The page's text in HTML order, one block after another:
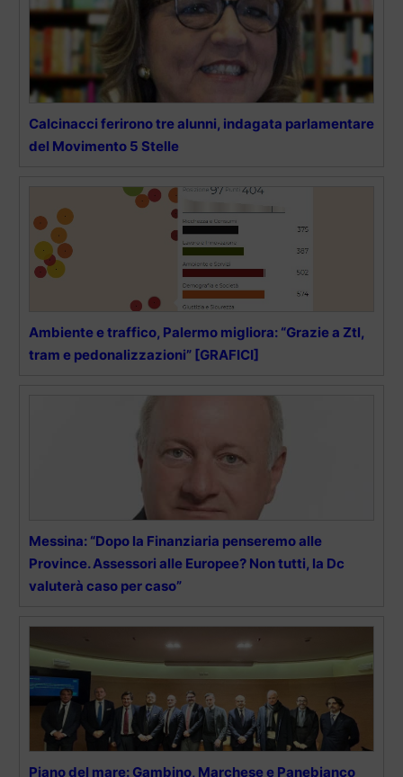
Calcinacci ferirono tre alunni, indagata parlamentare
del Movimento 5 Stelle
Ambiente e traffico, Palermo migliora: “Grazie a Ztl,
tram e pedonalizzazioni” [GRAFICI]
Messina: “Dopo la Finanziaria penseremo alle
Province. Assessori alle Europee? Non tutti, la Dc
valuterà caso per caso”
Piano del mare: Gambino, Marchese e Panebianco